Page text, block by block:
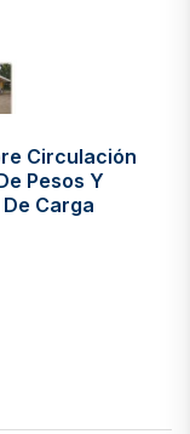
Circulación
Pesos Y
Carga